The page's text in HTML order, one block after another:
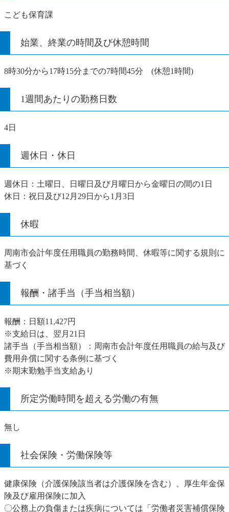
こども保育課
始業、終業の時間及び休憩時間
8時30分から17時15分までの7時間45分 (休憩1時間)
1週間あたりの勤務日数
4日
週休日・休日
週休日：土曜日、日曜日及び月曜日から金曜日の間の1日
休日：祝日及び12月29日から1月3日
休暇
周南市会計年度任用職員の勤務時間、休暇等に関する規則に
基づく
報酬・諸手当（手当相当額）
報酬：日額11,427円
※支給日は、翌月21日
諸手当（手当相当額）：周南市会計年度任用職員の給与及び
費用弁償に関する条例に基づく
※期末勤勉手当支給あり
所定労働時間を超える労働の有無
無し
社会保険・労働保険等
健康保険（介護保険該当者は介護保険を含む）、厚生年金保
険及び雇用保険に加入
〇公務上の負傷または疾病については「労働者災害補償保険